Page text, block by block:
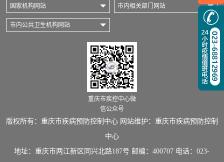
国家机构网站 市内相关部门网站
市内公共卫生机构网站
重庆市疾控中心微
信公众号
版权所有：重庆市疾病预防控制中心 网站维护：重庆市疾病预防控制
中心
地址：重庆市两江新区同兴北路187号 邮编：400707 电话：023-